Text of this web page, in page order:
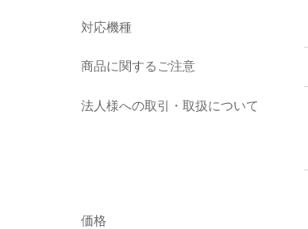
対応機種
商品に関するご注意
法人様への取引・取扱について
価格